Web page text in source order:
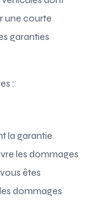
une courte
garanties
:
la garantie
les dommages
êtes
dommages